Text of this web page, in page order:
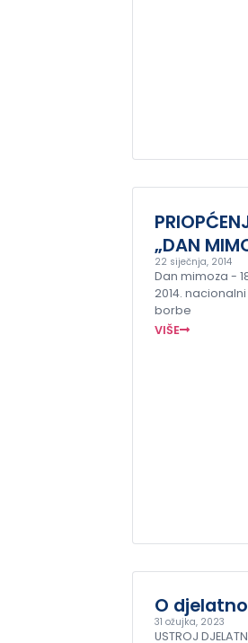
„DAN
22 siječnja, 2014
Dan mimoza -
2014.
borbe
VIŠE
O
31 ožujka, 2023
USTROJ